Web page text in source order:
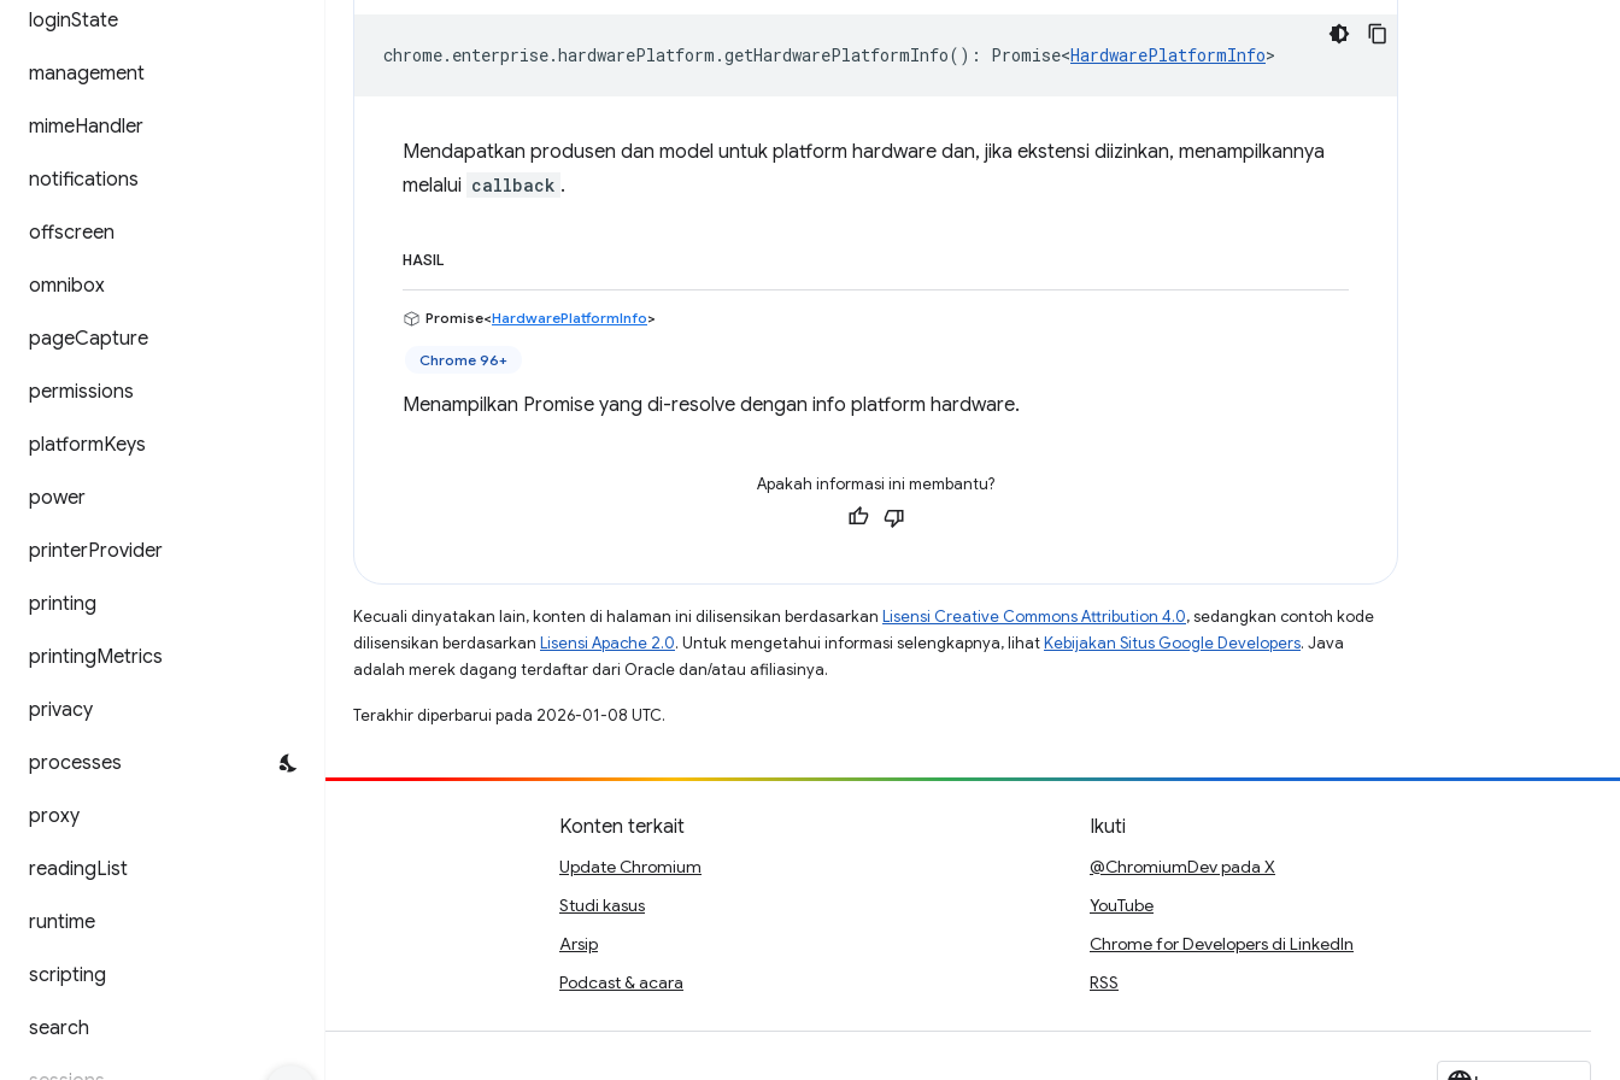
loginState
management
mimeHandler
notifications
offscreen
omnibox
pageCapture
permissions
platformKeys
power
printerProvider
printing
printingMetrics
privacy
processes
proxy
readingList
runtime
scripting
search
chrome. enterprise.hardwarePlatform .getHardwarePlatformInfo() : Promise<HardwarePlatformInfo>
Mendapatkan produsen dan model untuk platform hardware dan, jika ekstensi diizinkan, menampilkannya
melalui callback .
HASIL
Promise<HardwarePlatformInfo>
Chrome 96+
Menampilkan Promise yang di-resolve dengan info platform hardware.
Apakah informasi ini membantu?
Kecuali dinyatakan lain, konten di halaman ini dilisensikan berdasarkan Lisensi Creative Commons Attribution 4.0, sedangkan contoh kode
dilisensikan berdasarkan Lisensi Apache 2.0. Untuk mengetahui informasi selengkapnya, lihatKebijakan Situs Google Developers. Java
adalah merek dagang terdaftar dari Oracle dan/atau afiliasinya.
Terakhir diperbarui pada 2026-01-08 UTC.
Beri kontribusi
Laporkan bug
Konten terkait
Update Chromium
Studi kasus
Arsip
Podcast & acara
Ikuti
@ChromiumDev pada X
YouTube
Chrome for Developers di LinkedIn
RSS